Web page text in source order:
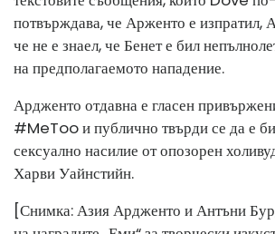
потвърждава, че Арженто е изпратил,
че не е знаел, че Бенет е бил
на предполагаемото нападение.
Ардженто отдавна е гласен
#MeToo и публично твърди се да е
сексуално насилие от опозорен
Харви Уайнстийн.
[Снимка: Азия Ардженто и Антъни